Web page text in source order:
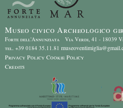
Museo civico Archeologico
Forte dell'Annunziata Via Verdi, 41 - 18039
tel. +39 0184 35.11.81
Privacy Policy Cookie Policy
Credits